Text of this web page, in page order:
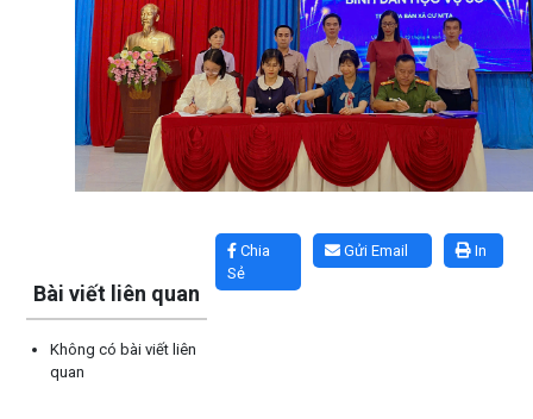
In
Gửi Email
Chia
Sẻ
Bài viết liên quan
Không có bài viết liên
quan